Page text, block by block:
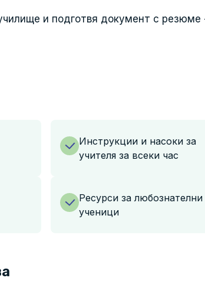
и подготвя документ с резюме
Инструкции и насоки за
учителя за всеки час
Ресурси за любознателни
ученици